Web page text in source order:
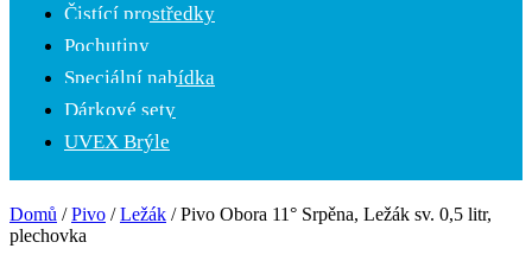
Čistící prostředky
Pochutiny
Speciální nabídka
Dárkové sety
UVEX Brýle
Domů /Pivo /Ležák / Pivo Obora 11° Srpěna, Ležák sv. 0,5 litr,
plechovka